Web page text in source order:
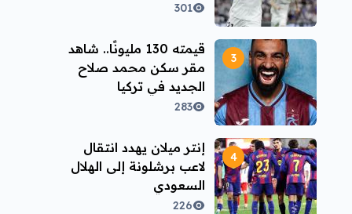
301
قيمته 130 مليونًا.. شاهد
مقر سكن محمد صلاح
الجديد في تركيا
283
إنتر ميلان يهدد انتقال
لاعب برشلونة إلى الهلال
السعودي
226